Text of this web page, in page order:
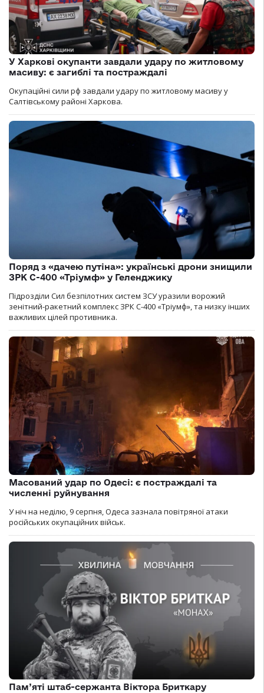
У Харкові окупанти завдали удару по житловому
масиву: є загиблі та постраждалі
Окупаційні сили рф завдали удару по житловому масиву у
Салтівському районі Харкова.
Поряд з «дачею путіна»: українські дрони знищили
ЗРК С-400 «Тріумф» у Геленджику
Підрозділи Сил безпілотних систем ЗСУ уразили ворожий
зенітний-ракетний комплекс ЗРК С-400 «Тріумф», та низку інших
важливих цілей противника.
Масований удар по Одесі: є постраждалі та
численні руйнування
У ніч на неділю, 9 серпня, Одеса зазнала повітряної атаки
російських окупаційних військ.
Пам’яті штаб-сержанта Віктора Бриткару